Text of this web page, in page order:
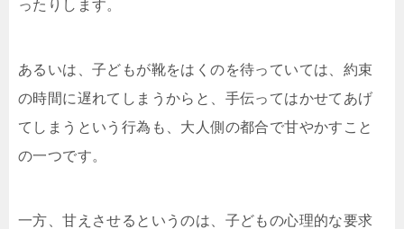
ったりします。
あるいは、子どもが靴をはくのを待っていては、約束
の時間に遅れてしまうからと、手伝ってはかせてあげ
てしまうという行為も、大人側の都合で甘やかすこと
の一つです。
一方、甘えさせるというのは、子どもの心理的な要求